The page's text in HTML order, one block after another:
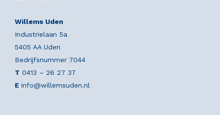
Willems Uden
Industrielaan 5a
5405 AA Uden
Bedrijfsnummer 7044
T 0413 – 26 27 37
E info@willemsuden.nl